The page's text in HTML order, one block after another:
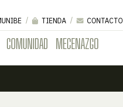
COMUNIDAD MECENAZGO
TIENDA
CONTACTO